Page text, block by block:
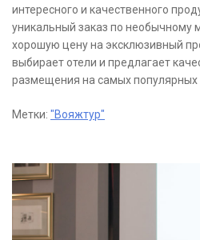
интересного и качественного
уникальный заказ по необычному
хорошую цену на эксклюзивный
выбирает отели и предлагает
размещения на самых популярных
Метки: "Вояжтур"